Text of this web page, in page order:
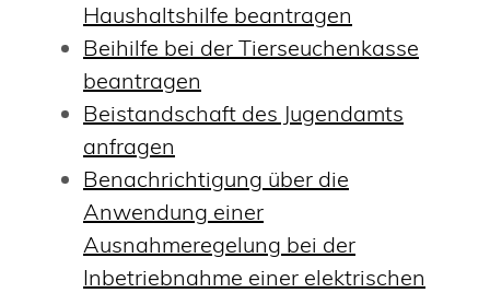
Haushaltshilfe beantragen
Beihilfe bei der Tierseuchenkasse
beantragen
Beistandschaft des Jugendamts
anfragen
Benachrichtigung über die
Anwendung einer
Ausnahmeregelung bei der
Inbetriebnahme einer elektrischen